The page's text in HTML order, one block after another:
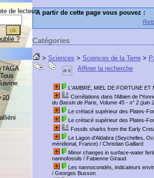
A partir de cette page vous pouvez :
Catégories
> Sciences > Sciences de la Terre >
Affiner la recherche
L'AMBRE, MIEL DE FORTUNE ET
Corrélations dans l'Albien de
du Bassin de Paris, Volume 45 - n° 2 (juin
Le crétacé supérieur des Plates-
Le crétacé supérieur des Plates-
Fossils sharks from the Early
Le Lagon d'Aldabra (Seychelles,
méridional, France) / Christian Gaillard
Minor changes in surface-water
nannofossils / Fabienne Giraud
Les nannoconidés, indicateurs
/ Georges Busson
de lecteur
?
l'AGA
20